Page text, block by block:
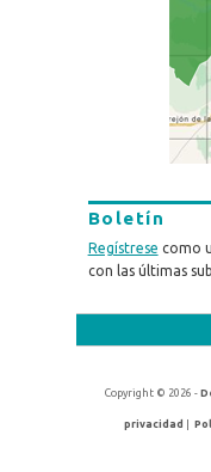
Boletín
Regístrese como
con las últimas
Copyright © 2026 -
privacidad |